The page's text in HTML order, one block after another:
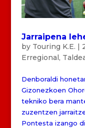
Jarraipena
by Touring K.E. |
Erregional,
Denboraldi
Gizonezkoen
tekniko bera
zuzentzen
Pontesta izango